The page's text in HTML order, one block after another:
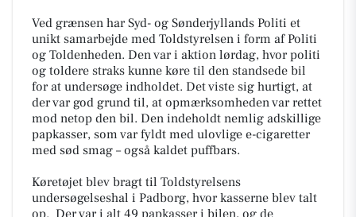
Ved grænsen har Syd- og Sønderjyllands Politi et
unikt samarbejde med Toldstyrelsen i form af Politi
og Toldenheden. Den var i aktion lørdag, hvor politi
og toldere straks kunne køre til den standsede bil
for at undersøge indholdet. Det viste sig hurtigt, at
der var god grund til, at opmærksomheden var rettet
mod netop den bil. Den indeholdt nemlig adskillige
papkasser, som var fyldt med ulovlige e-cigaretter
med sød smag – også kaldet puffbars.
Køretøjet blev bragt til Toldstyrelsens
undersøgelseshal i Padborg, hvor kasserne blev talt
op. Der var i alt 49 papkasser i bilen, og de